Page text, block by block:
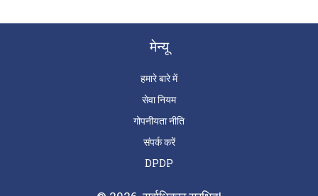
मेन्यू
हमारे बारे में
सेवा नियम
गोपनीयता नीति
संपर्क करें
DPDP